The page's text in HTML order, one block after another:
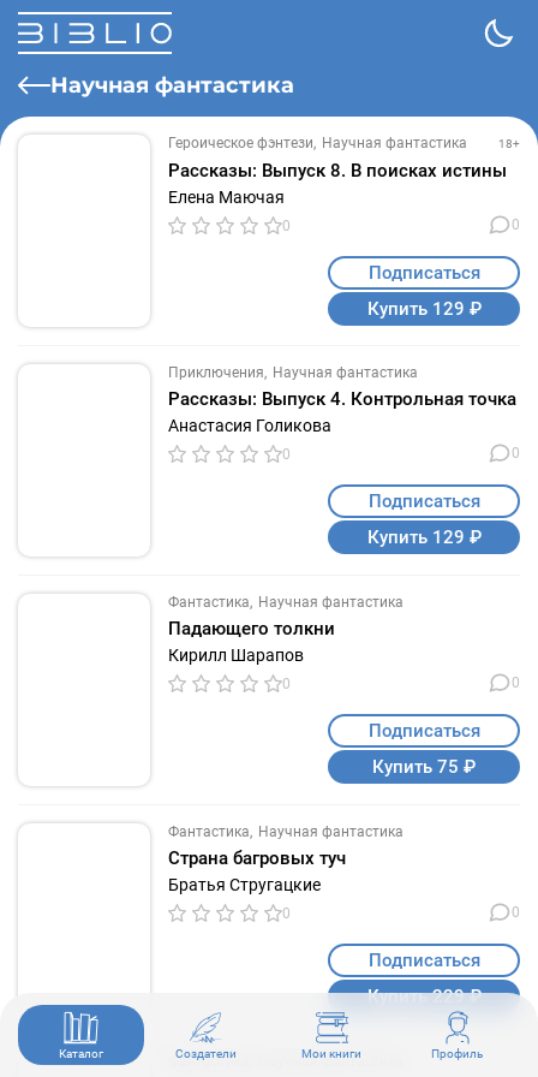
Научная фантастика
Героическое фэнтези Научная фантастика 18+
Рассказы: Выпуск 8. В поисках истины
Елена Маючая
0 0
Подписаться
Купить 129 ₽
Приключения Научная фантастика
Рассказы: Выпуск 4. Контрольная точка
Анастасия Голикова
0 0
Подписаться
Купить 129 ₽
Фантастика Научная фантастика
Падающего толкни
Кирилл Шарапов
0 0
Подписаться
Купить 75 ₽
Фантастика Научная фантастика
Страна багровых туч
Братья Стругацкие
0 0
Подписаться
Купить 229 ₽
Фантастика Научная фантастика
Каталог Создатели Мои книги Профиль